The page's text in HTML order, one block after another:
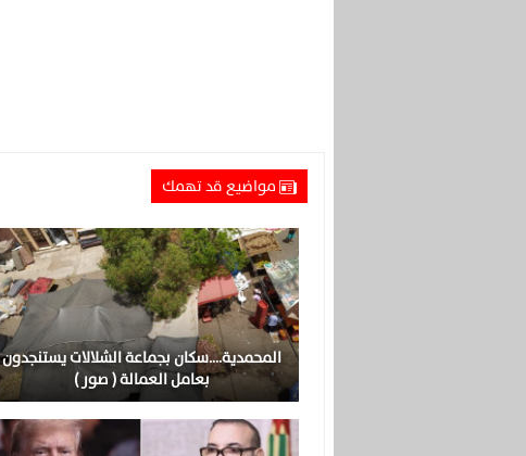
مواضيع قد تهمك
المحمدية….سكان بجماعة الشلالات يستنجدون
بعامل العمالة ( صور )